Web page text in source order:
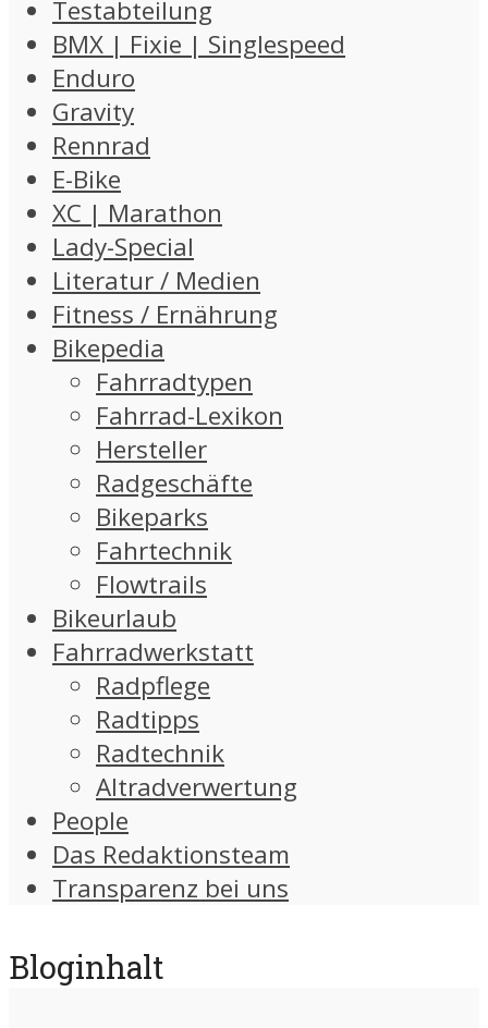
Testabteilung
BMX | Fixie | Singlespeed
Enduro
Gravity
Rennrad
E-Bike
XC | Marathon
Lady-Special
Literatur / Medien
Fitness / Ernährung
Bikepedia
Fahrradtypen
Fahrrad-Lexikon
Hersteller
Radgeschäfte
Bikeparks
Fahrtechnik
Flowtrails
Bikeurlaub
Fahrradwerkstatt
Radpflege
Radtipps
Radtechnik
Altradverwertung
People
Das Redaktionsteam
Transparenz bei uns
Bloginhalt